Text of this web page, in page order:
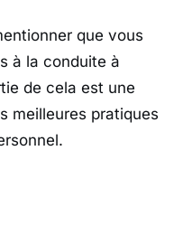
que vous
à la conduite à
de cela est une
meilleures pratiques